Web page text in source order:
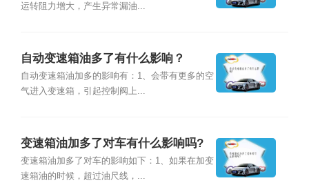
运转阻力增大，产生异常漏油...
自动变速箱油多了有什么影响？
自动变速箱油加多的影响有：1、会带有更多的空
气进入变速箱，引起控制阀上...
变速箱油加多了对车有什么影响吗?
变速箱油加多了对车的影响如下：1、如果在加变
速箱油的时候，超过油尺线，...